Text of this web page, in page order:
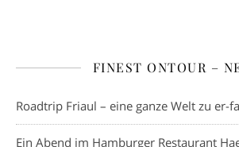
FINEST ONTOUR –
Roadtrip Friaul – eine ganze Welt zu er-
Ein Abend im Hamburger Restaurant